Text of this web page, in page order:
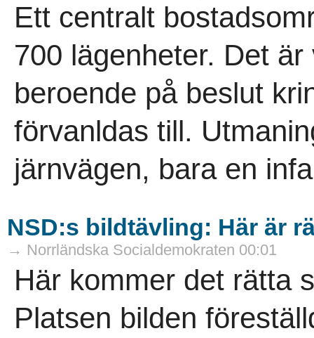
Ett centralt
700 lägenheter. Det
beroende på beslut
förvanldas till.
järnvägen, bara en
NSD:s bildtävling: Här är
→ Norrländska Socialdemokraten 00:01
Här kommer det rätta
Platsen bilden